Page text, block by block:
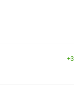
+3